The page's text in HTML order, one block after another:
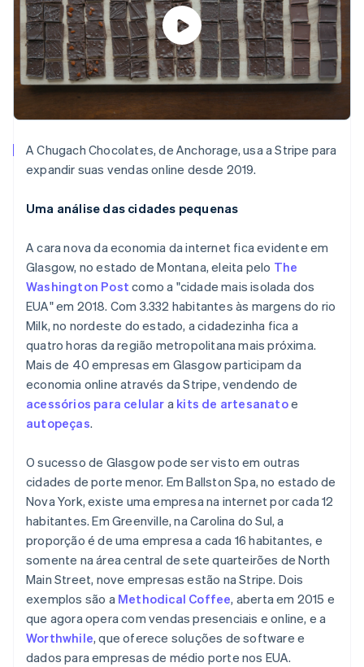
A Chugach Chocolates, de Anchorage, usa a Stripe para
expandir suas vendas online desde 2019.
Uma análise das cidades pequenas
A cara nova da economia da internet fica evidente em
Glasgow, no estado de Montana, eleita pelo The
Washington Post como a "cidade mais isolada dos
EUA" em 2018. Com 3.332 habitantes às margens do rio
Milk, no nordeste do estado, a cidadezinha fica a
quatro horas da região metropolitana mais próxima.
Mais de 40 empresas em Glasgow participam da
economia online através da Stripe, vendendo de
acessórios para celular a kits de artesanatoe
autopeças.
O sucesso de Glasgow pode ser visto em outras
cidades de porte menor. Em Ballston Spa, no estado de
Nova York, existe uma empresa na internet por cada 12
habitantes. Em Greenville, na Carolina do Sul, a
proporção é de uma empresa a cada 16 habitantes, e
somente na área central de sete quarteirões de North
Main Street, nove empresas estão na Stripe. Dois
exemplos são a Methodical Coffee, aberta em 2015 e
que agora opera com vendas presenciais e online, e a
Worthwhile, que oferece soluções de software e
dados para empresas de médio porte nos EUA.